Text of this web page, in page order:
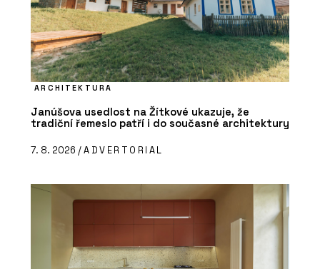
ARCHITEKTURA
Janúšova usedlost na Žítkové ukazuje, že
tradiční řemeslo patří i do současné architektury
7. 8. 2026 /ADVERTORIAL